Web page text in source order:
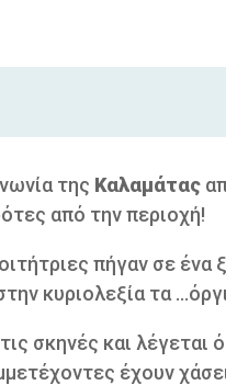
της Καλαμάτας
από την περιοχή!
πήγαν σε
κυριολεξία τα
σκηνές και λέγεται
έχουν